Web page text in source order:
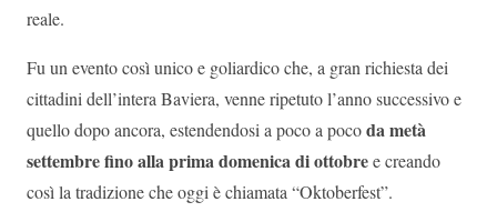
reale.
Fu un evento così unico e goliardico che, a gran richiesta dei
cittadini dell’intera Baviera, venne ripetuto l’anno successivo e
quello dopo ancora, estendendosi a poco a pocoda metà
settembre fino alla prima domenica di ottobree creando
così la tradizione che oggi è chiamata “Oktoberfest”.